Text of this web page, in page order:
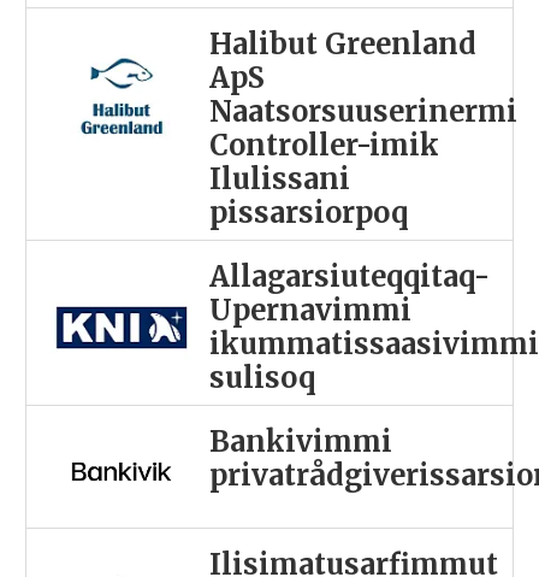
Halibut Greenland
ApS
Naatsorsuuserinermi
Controller-imik
Ilulissani
pissarsiorpoq
Allagarsiuteqqitaq-
Upernavimmi
ikummatissaasivimmi
sulisoq
Bankivimmi
Ilisimatusarfimmut